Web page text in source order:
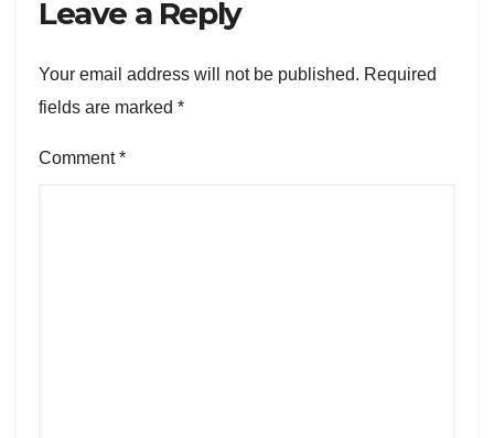
Leave a Reply
Your email address will not be published. Required
fields are marked *
Comment*